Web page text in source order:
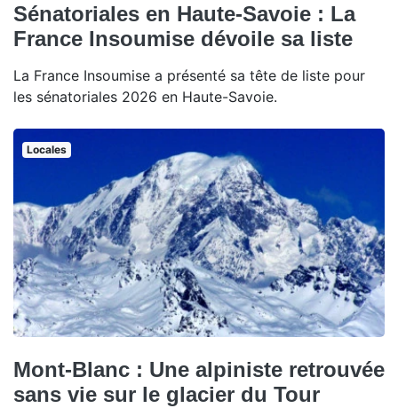
Sénatoriales en Haute-Savoie : La
France Insoumise dévoile sa liste
La France Insoumise a présenté sa tête de liste pour
les sénatoriales 2026 en Haute-Savoie.
Locales
Mont-Blanc : Une alpiniste retrouvée
sans vie sur le glacier du Tour